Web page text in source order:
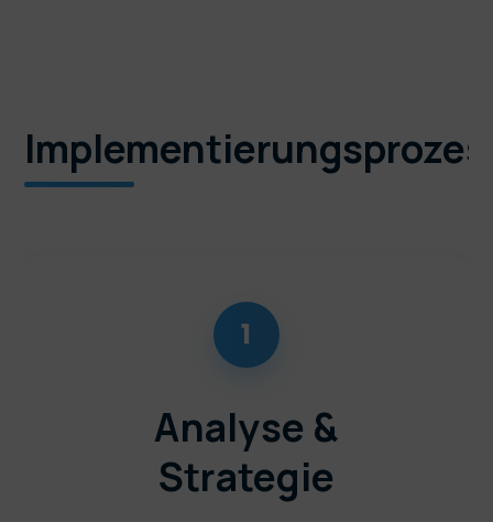
1
Analyse &
Strategie